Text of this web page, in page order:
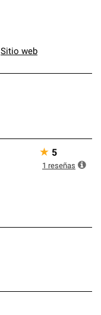
Sitio web
★ 5
1 reseñas